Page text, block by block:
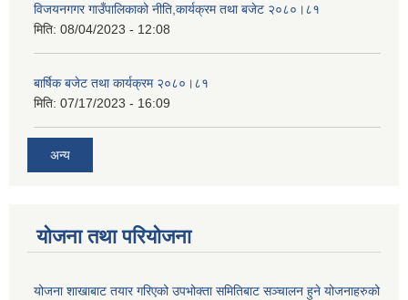
विजयनगगर गाउँपालिकाको नीति,कार्यक्रम तथा बजेट २०८०।८१
मिति: 08/04/2023 - 12:08
बार्षिक बजेट तथा कार्यक्रम २०८०।८१
मिति: 07/17/2023 - 16:09
अन्य
योजना तथा परियोजना
योजना शाखाबाट तयार गरिएको उपभोक्ता समितिबाट सञ्चालन हुने योजनाहरुको